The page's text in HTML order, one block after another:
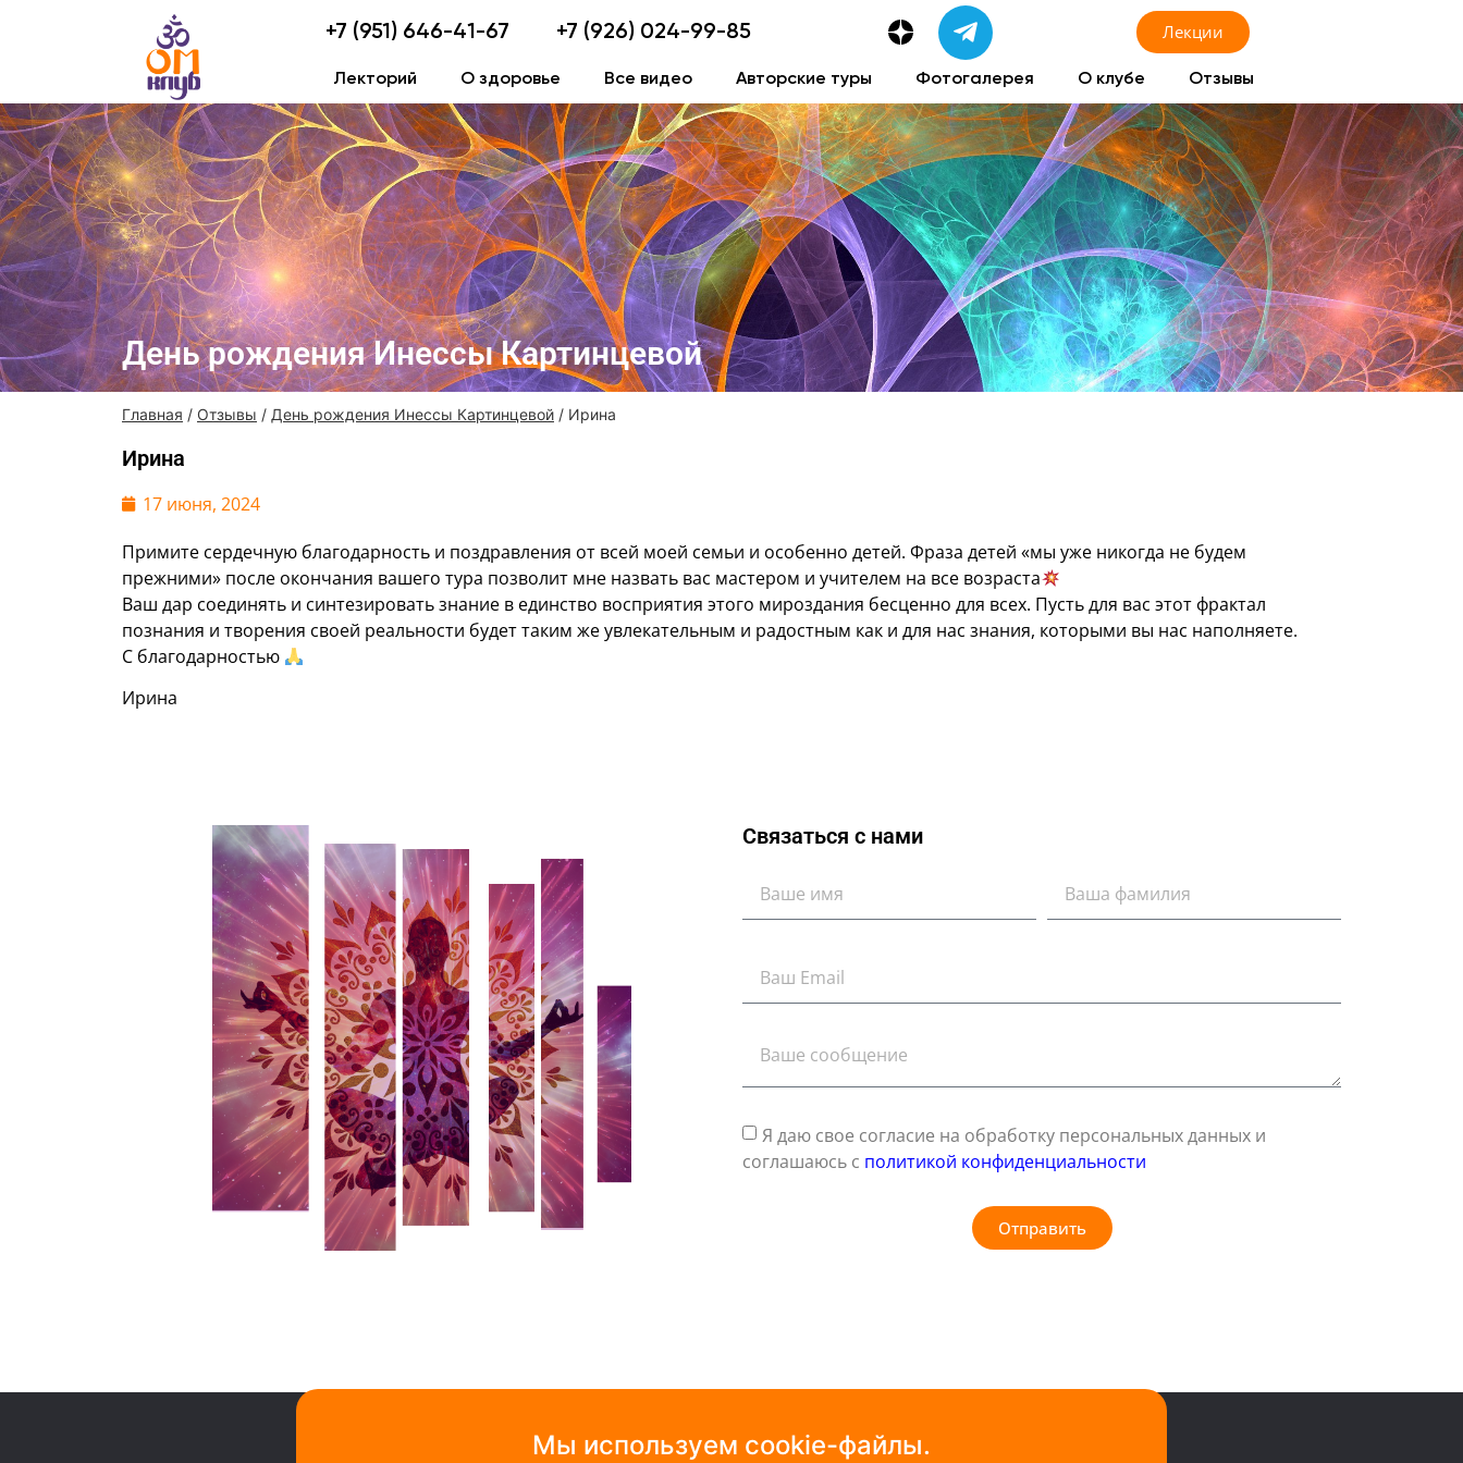
+7 (951) 646-41-67 +7 (926) 024-99-85 Лекции
Лекторий О здоровье Все видео Авторские туры Фотогалерея О клубе Отзывы
День рождения Инессы Картинцевой
Главная / Отзывы / День рождения Инессы Картинцевой / Ирина
Ирина
17 июня, 2024
Примите сердечную благодарность и поздравления от всей моей семьи и особенно детей. Фраза детей «мы уже никогда не будем
прежними» после окончания вашего тура позволит мне назвать вас мастером и учителем на все возраста
Ваш дар соединять и синтезировать знание в единство восприятия этого мироздания бесценно для всех. Пусть для вас этот фрактал
познания и творения своей реальности будет таким же увлекательным и радостным как и для нас знания, которыми вы нас наполняете.
С благодарностью
Ирина
Связаться с нами
Я даю свое согласие на обработку персональных данных и
соглашаюсь с политикой конфиденциальности
Отправить
Мы используем cookie-файлы.